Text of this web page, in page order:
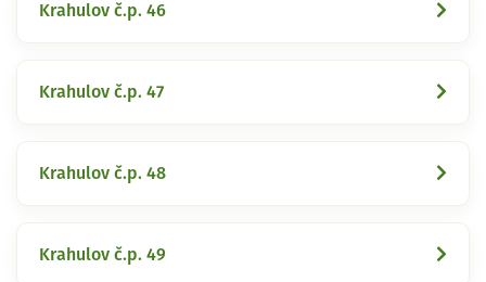
Krahulov č.p. 46
Krahulov č.p. 47
Krahulov č.p. 48
Krahulov č.p. 49